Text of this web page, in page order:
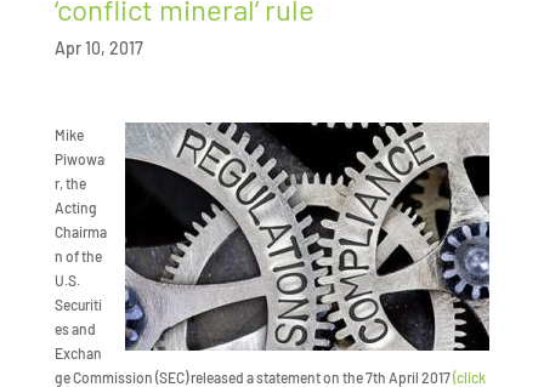
‘conflict mineral’ rule
Apr 10, 2017
Mike
Piwowa
r, the
Acting
Chairma
n of the
U.S.
Securiti
es and
Exchan
ge Commission (SEC) released a statement on the 7th April 2017(click